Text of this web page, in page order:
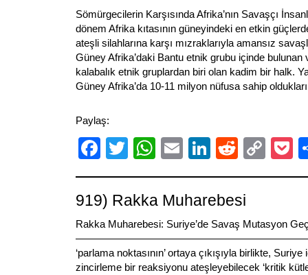
Sömürgecilerin Karşısında Afrika’nın Savaşçı
dönem Afrika kıtasının güneyindeki en etkin
ateşli silahlarına karşı mızraklarıyla amansız
Güney Afrika’daki Bantu etnik grubu içinde bulunan
kalabalık etnik gruplardan biri olan kadim bir halk.
Güney Afrika’da 10-11 milyon nüfusa sahip
Paylaş:
Facebook
TwitterWhatsApp
EmailLinkedIn
Reddit
Link
919) Rakka Muharebesi
Rakka Muharebesi: Suriye’de Savaş Mutasyon
‘parlama noktasının’ ortaya çıkışıyla birlikte,
zincirleme bir reaksiyonu ateşleyebilecek ‘kritik